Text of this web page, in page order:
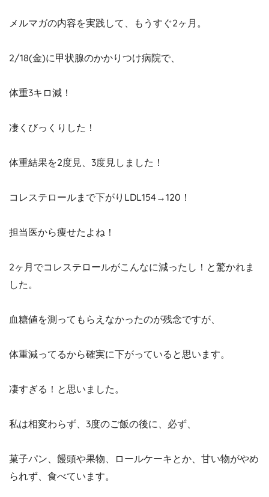
メルマガの内容を実践して、もうすぐ2ヶ月。
2/18(金)に甲状腺のかかりつけ病院で、
体重3キロ減！
凄くびっくりした！
体重結果を2度見、3度見しました！
コレステロールまで下がりLDL154→120！
担当医から痩せたよね！
2ヶ月でコレステロールがこんなに減ったし！と驚かれま
した。
血糖値を測ってもらえなかったのが残念ですが、
体重減ってるから確実に下がっていると思います。
凄すぎる！と思いました。
私は相変わらず、3度のご飯の後に、必ず、
菓子パン、饅頭や果物、ロールケーキとか、甘い物がやめ
られず、食べています。